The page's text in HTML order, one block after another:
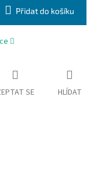
Přidat do košíku
SE HLÍDAT